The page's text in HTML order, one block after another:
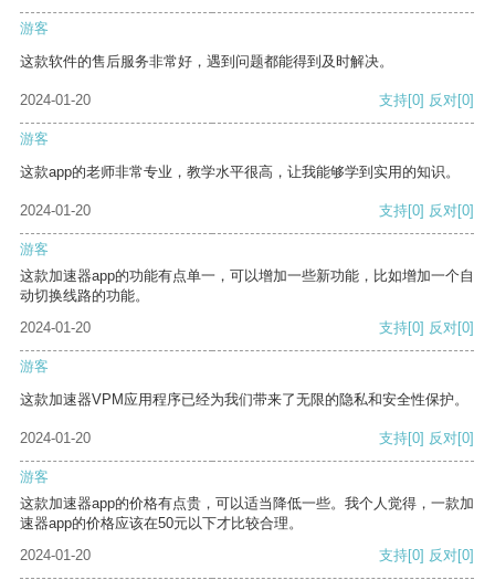
游客
这款软件的售后服务非常好，遇到问题都能得到及时解决。
2024-01-20 支持[0] 反对[0]
游客
这款app的老师非常专业，教学水平很高，让我能够学到实用的知识。
2024-01-20 支持[0] 反对[0]
游客
这款加速器app的功能有点单一，可以增加一些新功能，比如增加一个自
动切换线路的功能。
2024-01-20
支持[0] 反对[0]
游客
这款加速器VPM应用程序已经为我们带来了无限的隐私和安全性保护。
2024-01-20 支持[0] 反对[0]
游客
这款加速器app的价格有点贵，可以适当降低一些。我个人觉得，一款加
速器app的价格应该在50元以下才比较合理。
2024-01-20
支持[0] 反对[0]